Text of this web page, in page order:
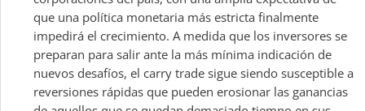
que una política monetaria más estricta finalmente
impedirá el crecimiento. A medida que los inversores se
preparan para salir ante la más mínima indicación de
nuevos desafíos, el carry trade sigue siendo susceptible a
reversiones rápidas que pueden erosionar las ganancias